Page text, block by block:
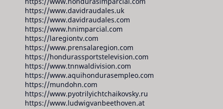
https://www.davidraudales.uk
https://www.davidraudales.com
https://www.hnimparcial.com
https://laregiontv.com
https://www.prensalaregion.com
https://hondurassportstelevision.com
https://www.tnnwaldivision.com
https://www.aquihondurasempleo.com
https://mundohn.com
https://www.pyotrilyichtchaikovsky.ru
https://www.ludwigvanbeethoven.at